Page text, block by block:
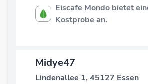
Eiscafe Mondo bietet
Kostprobe an.
Midye47
Lindenallee 1, 45127 Essen